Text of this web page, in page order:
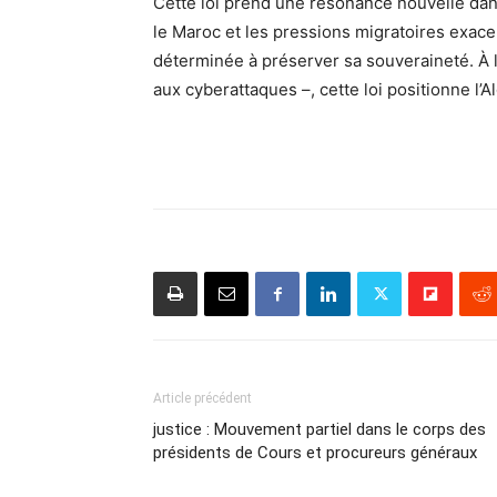
le Maroc et les pressions migratoires
déterminée à préserver sa souveraineté.
aux cyberattaques –, cette loi positionne
Article précédent
justice : Mouvement partiel dans le corps des
présidents de Cours et procureurs généraux